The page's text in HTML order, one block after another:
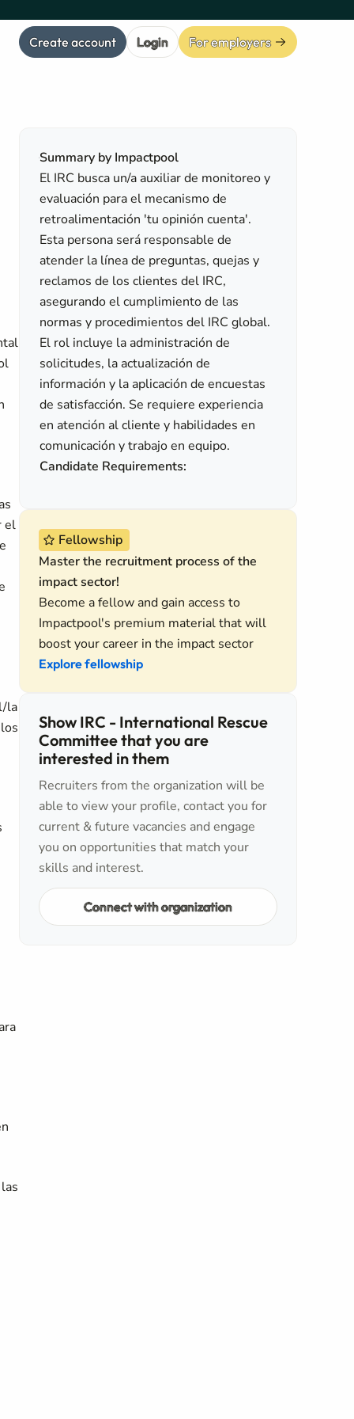
Create account Login For employers
el
la
Summary by Impactpool
El IRC busca un/a auxiliar de monitoreo y
evaluación para el mecanismo de
retroalimentación 'tu opinión cuenta'.
Esta persona será responsable de
atender la línea de preguntas, quejas y
reclamos de los clientes del IRC,
asegurando el cumplimiento de las
normas y procedimientos del IRC global.
El rol incluye la administración de
solicitudes, la actualización de
información y la aplicación de encuestas
de satisfacción. Se requiere experiencia
en atención al cliente y habilidades en
comunicación y trabajo en equipo.
Candidate Requirements:
Fellowship
Master the recruitment process of the
impact sector!
Become a fellow and gain access to
Impactpool's premium material that will
boost your career in the impact sector
Explore fellowship
Show IRC - International Rescue
Committee that you are
interested in them
Recruiters from the organization will be
able to view your profile, contact you for
current & future vacancies and engage
you on opportunities that match your
skills and interest.
Connect with organization